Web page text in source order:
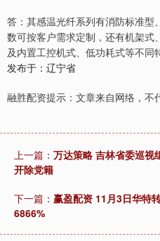
答：其感温光纤系列有消防标准型
数可按客户需求定制，还有机架式
及内置工控机式、低功耗式等不同
发布于：辽宁省
融胜配资提示：文章来自网络，不
上一篇： 万达策略 吉林省委巡视
开除党籍
下一篇： 赢盈配资 11月3日华特
6866%